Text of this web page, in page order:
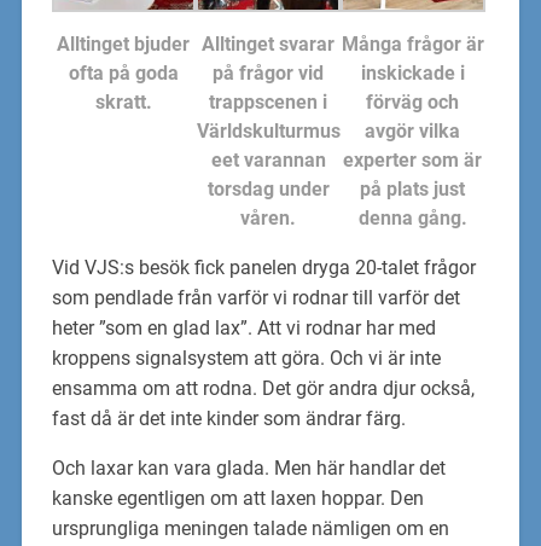
Alltinget bjuder
ofta på goda
skratt.
Alltinget svarar
på frågor vid
trappscenen i
Världskulturmus
eet varannan
torsdag under
våren.
Många frågor är
inskickade i
förväg och
avgör vilka
experter som är
på plats just
denna gång.
Vid VJS:s besök fick panelen dryga 20-talet frågor
som pendlade från varför vi rodnar till varför det
heter ”som en glad lax”. Att vi rodnar har med
kroppens signalsystem att göra. Och vi är inte
ensamma om att rodna. Det gör andra djur också,
fast då är det inte kinder som ändrar färg.
Och laxar kan vara glada. Men här handlar det
kanske egentligen om att laxen hoppar. Den
ursprungliga meningen talade nämligen om en